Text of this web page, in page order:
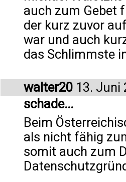
auch zum Gebet
der kurz zuvor
war und auch
das Schlimmste
walter20 13. Juni
schade...
Beim
als nicht fähig
somit auch zum